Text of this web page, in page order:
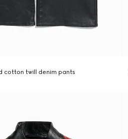
cotton twill denim pants